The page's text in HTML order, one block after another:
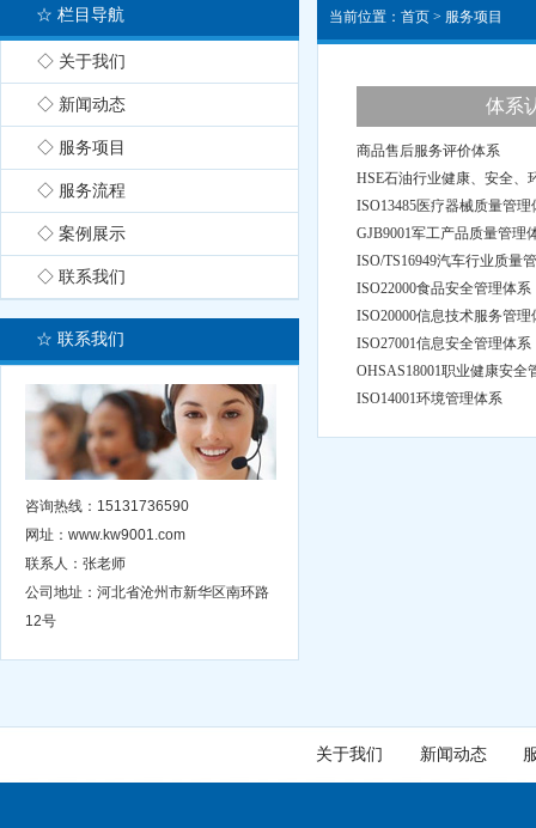
当前位置： 首页 > 服务项目
体系
商品售后服务评价体系
HSE石油行业健康、安全、
ISO13485医疗器械质量管理
GJB9001军工产品质量管理
ISO/TS16949汽车行业质量
ISO22000食品安全管理体系
ISO20000信息技术服务管理
ISO27001信息安全管理体系
OHSAS18001职业健康安全
ISO14001环境管理体系
☆ 栏目导航
◇ 关于我们
◇ 新闻动态
◇ 服务项目
◇ 服务流程
◇ 案例展示
◇ 联系我们
☆ 联系我们
咨询热线：15131736590
网址：www.kw9001.com
联系人：张老师
公司地址：河北省沧州市新华区南环路
12号
关于我们 新闻动态